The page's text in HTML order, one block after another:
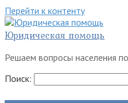
Перейти к контенту
Юридическая помощь
Решаем вопросы населения
Поиск: